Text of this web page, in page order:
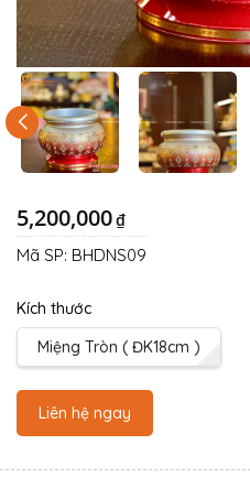
5,200,000₫
Kích thước
Miệng Tròn ( ĐK18cm )
Liên hệ ngay
Mã SP: BHDNS09